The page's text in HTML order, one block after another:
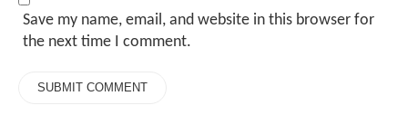
Save my name, email, and website in this browser for
the next time I comment.